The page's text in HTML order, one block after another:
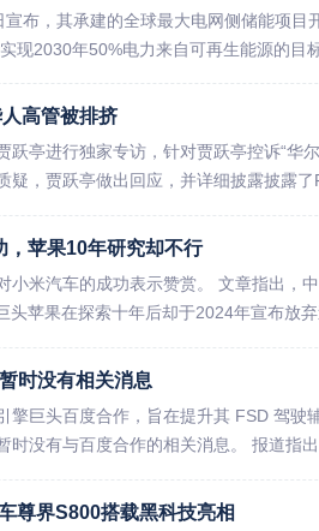
布，其承建的全球最大电网侧储能项目
现2030年50%电力来自可再生能源的目
高管被排挤
亭进行独家专访，针对贾跃亭控诉“华
疑，贾跃亭做出回应，并详细披露披露
，苹果10年研究却不行
小米汽车的成功表示赞赏。 文章指出，
苹果在探索十年后却于2024年宣布放弃
时没有相关消息
巨头百度合作，旨在提升其 FSD 驾驶
没有与百度合作的相关消息。 报道指
尊界S800搭载黑科技亮相